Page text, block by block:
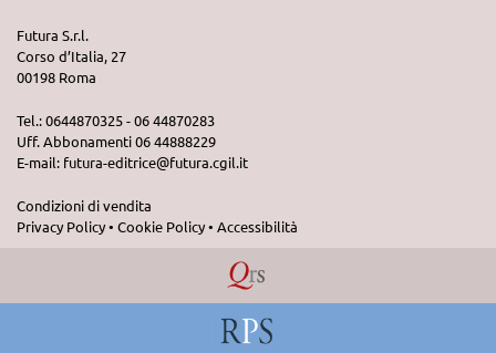
Futura S.r.l.
Corso d’Italia, 27
00198 Roma
Tel.: 0644870325 - 06 44870283
Uff. Abbonamenti 06 44888229
E-mail: futura-editrice@futura.cgil.it
Condizioni di vendita
Privacy Policy• Cookie Policy• Accessibilità